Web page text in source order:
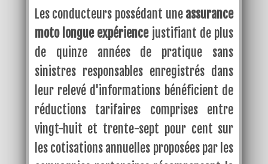
Les conducteurs possédant une assurance
moto longue expériencejustifiant de plus
de quinze années de pratique sans
sinistres responsables enregistrés dans
leur relevé d'informations bénéficient de
réductions tarifaires comprises entre
vingt-huit et trente-sept pour cent sur
les cotisations annuelles proposées par les